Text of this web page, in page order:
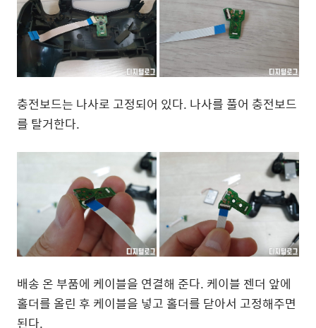
충전보드는 나사로 고정되어 있다. 나사를 풀어 충전보드
를 탈거한다.
배송 온 부품에 케이블을 연결해 준다. 케이블 젠더 앞에
홀더를 올린 후 케이블을 넣고 홀더를 닫아서 고정해주면
된다.